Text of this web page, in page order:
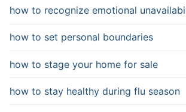
how to recognize emotional
how to set personal boundaries
how to stage your home for sale
how to stay healthy during flu season